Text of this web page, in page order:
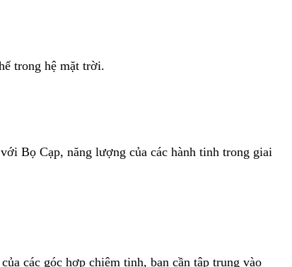
trong hệ mặt trời.
Bọ Cạp, năng lượng của các hành tinh trong giai
các góc hợp chiêm tinh, bạn cần tập trung vào